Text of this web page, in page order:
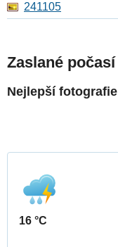
241105
Zaslané počasí
Nejlepší fotografie
16 °C